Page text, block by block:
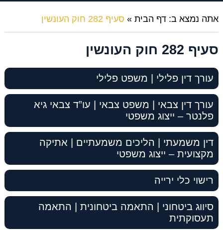
אתה נמצא ב: דף הבית» סעיף 282 חוק העונשין
סעיף 282 חוק העונשין
עורך דין פלילי | משפט פלילי
עורך דין צבאי | משפט צבאי | עו”ד צבאי גיא
פלנטר – ייצוג משפטי
דין משמעתי | הליכים משמעתיים | אתיקה
מקצועית – ייצוג משפטי
רישוי כלי ירייה
סיווג ביטחוני | התאמה ביטחונית | התאמה
תעסוקתית